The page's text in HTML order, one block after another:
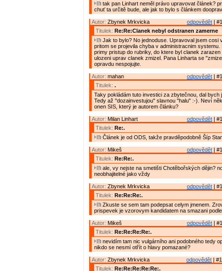
tak pan Linhart neměl právo upravovat článek?
chuť ta určitě bude, ale jak to bylo s článkem
odpovědět |
Autor: Zbynek Mrkvicka
Titulek: Re:Re:Clanek nebyl odstranen zamerne
Jak to bylo? No jednoduse. Upravoval jsem cosi
pritom se projevila chyba v administracnim systemu.
primy pristup do rubriky, do ktere byl clanek zarazen
ulozeni uprav clanek zmizel. Pana Linharta se
opravdu nespojujte.
odpovědět |
Autor: mahan
Titulek: .
Taky pokládám tuto investici za zbytečnou, dal bych
Tedy až "dozainvestujou" slavnou "halu" :-). Neví
onen SIS, který je autorem článku?
odpovědět |
Autor: Milan Linhart
Titulek: Re:.
Článek je od ODS, takže pravděpodobně Šíp
odpovědět |
Autor: Mikeš
Titulek: Re:Re:.
ale, vy nejste na smetišti Chotěbořských dějin?
neobhajitelné jako vždy
odpovědět |
Autor: Zbynek Mrkvicka
Titulek: Re:Re:Re:.
Zkuste se sem tam podepsat celym jmenem.
prispevek je vzorovym kandidatem na smazani
odpovědět |
Autor: Mikeš
Titulek: Re:Re:Re:Re:.
nevidím tam nic vulgárního ani podobného tedy
nikdo se nesmí otřít o hlavy pomazané?
odpovědět |
Autor: Zbynek Mrkvicka
Titulek: Re:Re:Re:Re:Re:.